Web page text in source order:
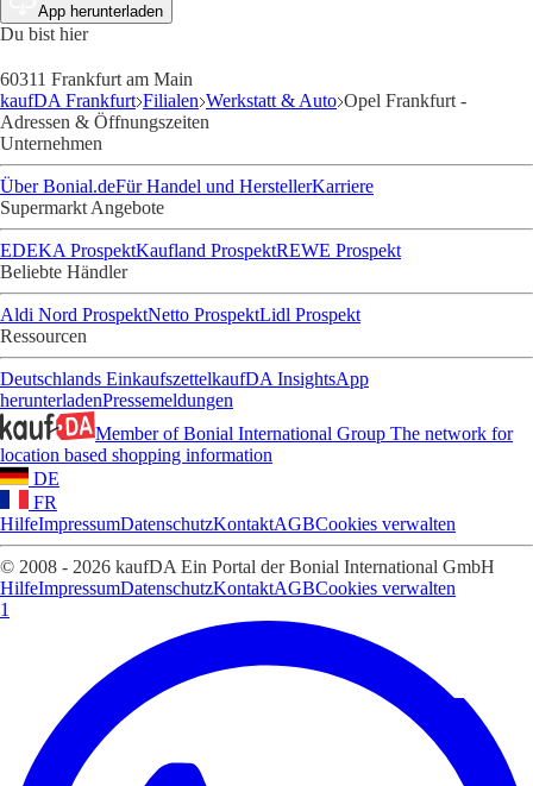
App herunterladen
Du bist hier
60311 Frankfurt am Main
kaufDA Frankfurt Filialen Werkstatt & Auto Opel Frankfurt -
Adressen & Öffnungszeiten
Unternehmen
Über Bonial.deFür Handel und HerstellerKarriere
Supermarkt Angebote
EDEKA ProspektKaufland ProspektREWE Prospekt
Beliebte Händler
Aldi Nord ProspektNetto ProspektLidl Prospekt
Ressourcen
Deutschlands EinkaufszettelkaufDA InsightsApp
herunterladenPressemeldungen
Member of Bonial International Group The network for
location based shopping information
DE
FR
HilfeImpressumDatenschutzKontaktAGBCookies verwalten
© 2008 - 2026 kaufDA Ein Portal der Bonial International GmbH
HilfeImpressumDatenschutzKontaktAGBCookies verwalten
1